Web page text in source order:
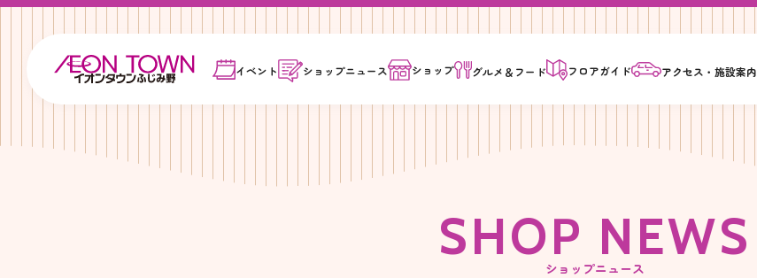
イベント ショップニュース ショップ グルメ＆ フード フロアガイド アクセス・施設案内
SHOP NEWS
ショップニュース